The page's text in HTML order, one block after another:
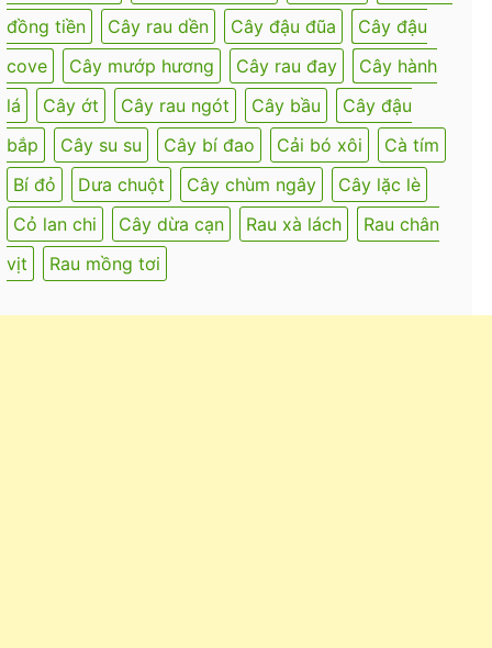
đồng tiền
Cây rau dền Cây đậu đũa
Cây đậu
cove
Cây mướp hương Cây rau đay
Cây hành
lá
Cây ớt Cây rau ngót Cây bầu
Cây đậu
bắp
Cây su su Cây bí đao Cải bó xôi
Cà tím
Bí đỏ
Dưa chuột Cây chùm ngây
Cây lặc lè
Cỏ lan chi
Cây dừa cạn Rau xà lách
Rau chân
vịt
Rau mồng tơi